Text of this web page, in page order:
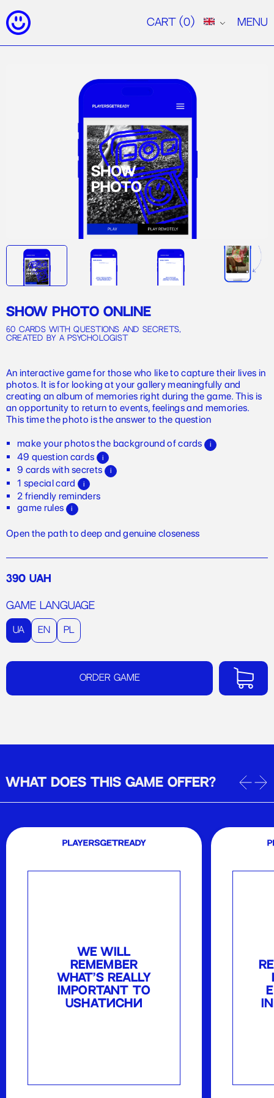
Cart (0) Menu
SHOW PHOTO ONLINE
60 cards with questions and secrets,
created by a psychologist
An interactive game for those who like to capture their lives in
photos. It is for looking at your gallery meaningfully and
creating an album of memories right during the game. This is
an opportunity to return to events, feelings and memories.
This time the photo is the answer to the question
make your photos the background of cards i
49 question cards i
9 cards with secrets i
1 special card i
2 friendly reminders
game rules
i
Open the path to deep and genuine closeness
390 UAH
Game language
UA EN PL
Order game
WHAT DOES THIS GAME OFFER?
WE WILL
REMEMBER
WHAT'S REALLY
IMPORTANT TO
USНАТИСНИ